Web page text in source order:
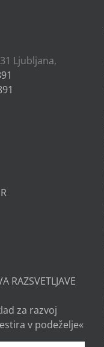
Ljubljana,
RAZSVETLJAVE
za razvoj
v podeželje«